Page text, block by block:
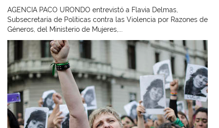
AGENCIA PACO URONDO entrevistó a Flavia Delmas,
Subsecretaría de Políticas contra las Violencia por Razones de
Géneros, del Ministerio de Mujeres,...
Imagen